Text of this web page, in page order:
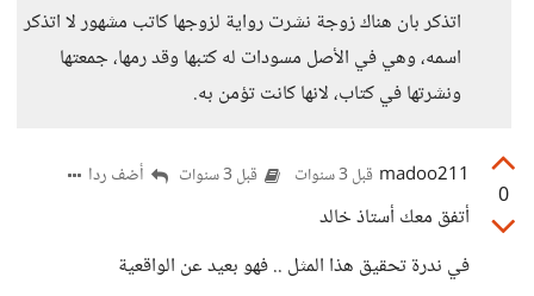
اتذكر بان هناك زوجة نشرت رواية لزوجها كاتب مشهور لا اتذكر
اسمه، وهي في الأصل مسودات له كتبها وقد رمها، جمعتها
ونشرتها في كتاب، لانها كانت تؤمن به.
0
madoo211 قبل 3 سنوات قبل 3 سنوات أضف ردا
أتفق معك أستاذ خالد
في ندرة تحقيق هذا المثل .. فهو بعيد عن الواقعية